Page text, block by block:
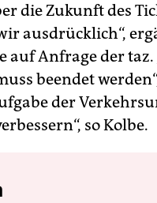
die Zukunft des
ausdrücklich“,
auf Anfrage der taz.
beendet
der
so Kolbe.